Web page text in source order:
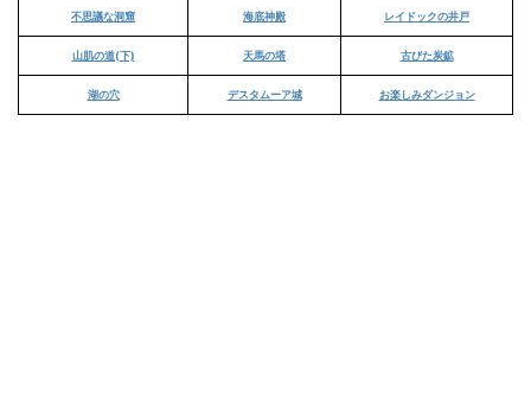
不思議な洞窟 海底神殿 レイドックの井戸
山肌の道(下) 天馬の塔 古びた炭鉱
湖の穴 デスタムーア城 お楽しみダンジョン